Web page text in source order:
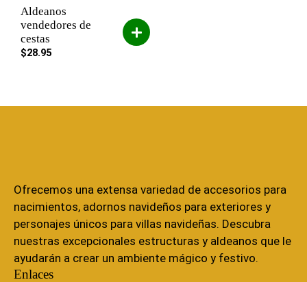
Aldeanos
vendedores de
cestas
$28.95
Ofrecemos una extensa variedad de accesorios para
nacimientos, adornos navideños para exteriores y
personajes únicos para villas navideñas. Descubra
nuestras excepcionales estructuras y aldeanos que le
ayudarán a crear un ambiente mágico y festivo.
Enlaces